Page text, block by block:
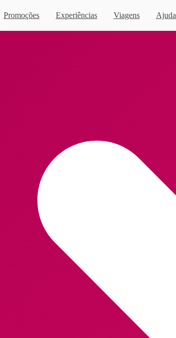
Promoções Experiências Viagens Ajuda